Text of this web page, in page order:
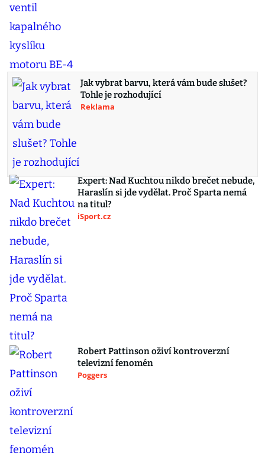
Jak vybrat barvu, která vám bude slušet?
Tohle je rozhodující
Reklama
Expert: Nad Kuchtou nikdo brečet nebude,
Haraslín si jde vydělat. Proč Sparta nemá
na titul?
iSport.cz
Robert Pattinson oživí kontroverzní
televizní fenomén
Poggers